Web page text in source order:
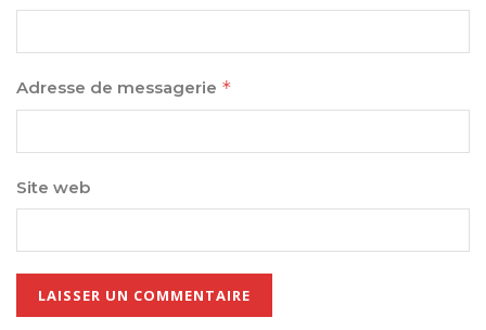
Adresse de messagerie *
Site web